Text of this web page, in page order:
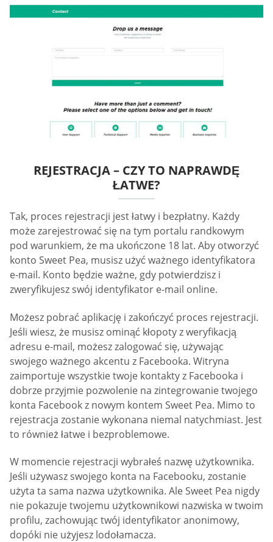
REJESTRACJA – CZY TO NAPRAWDĘ
ŁATWE?
Tak, proces rejestracji jest łatwy i bezpłatny. Każdy
może zarejestrować się na tym portalu randkowym
pod warunkiem, że ma ukończone 18 lat. Aby otworzyć
konto Sweet Pea, musisz użyć ważnego identyfikatora
e-mail. Konto będzie ważne, gdy potwierdzisz i
zweryfikujesz swój identyfikator e-mail online.
Możesz pobrać aplikację i zakończyć proces rejestracji.
Jeśli wiesz, że musisz ominąć kłopoty z weryfikacją
adresu e-mail, możesz zalogować się, używając
swojego ważnego akcentu z Facebooka. Witryna
zaimportuje wszystkie twoje kontakty z Facebooka i
dobrze przyjmie pozwolenie na zintegrowanie twojego
konta Facebook z nowym kontem Sweet Pea. Mimo to
rejestracja zostanie wykonana niemal natychmiast. Jest
to również łatwe i bezproblemowe.
W momencie rejestracji wybrałeś nazwę użytkownika.
Jeśli używasz swojego konta na Facebooku, zostanie
użyta ta sama nazwa użytkownika. Ale Sweet Pea nigdy
nie pokazuje twojemu użytkownikowi nazwiska w twoim
profilu, zachowując twój identyfikator anonimowy,
dopóki nie użyjesz lodołamacza.